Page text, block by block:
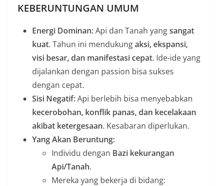
KEBERUNTUNGAN UMUM
Energi Dominan:Api dan Tanah yangsangat
kuat. Tahun ini mendukungaksi, ekspansi,
visi besar, dan manifestasi cepat. Ide-ide yang
dijalankan dengan passion bisa sukses
dengan cepat.
Sisi Negatif:Api berlebih bisa menyebabkan
kecerobohan, konflik panas, dan kecelakaan
akibat ketergesaan. Kesabaran diperlukan.
Yang Akan Beruntung:
Individu dengan Bazi kekurangan
Api/Tanah.
Mereka yang bekerja di bidang: